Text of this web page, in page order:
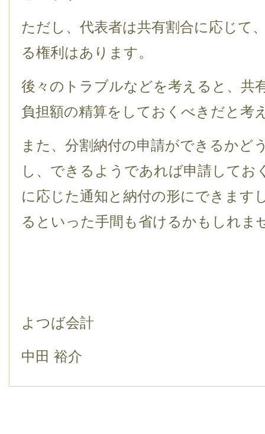
ただし、代表者は共有割合に応じて
る権利はあります。
後々のトラブルなどを考えると、共
負担額の精算をしておくべきだと考
また、分割納付の申請ができるかど
し、できるようであれば申請してお
に応じた通知と納付の形にできます
るといった手間も省けるかもしれま
よつば会計
中田 裕介